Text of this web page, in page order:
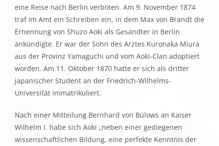
eine Reise nach Berlin verboten. Am 9. November 1874
traf im Amt ein Schreiben ein, in dem Max von Brandt die
Ernennung von Shuzo Aoki als Gesandter in Berlin
ankündigte. Er war der Sohn des Arztes Kuronaka Miura
aus der Provinz Yamaguchi und vom Aoki-Clan adoptiert
worden. Am 11. Oktober 1870 hatte er sich als dritter
japanischer Student an der Friedrich-Wilhelms-
Universität immatrikuliert.
Nach einer Mitteilung Bernhard von Bülows an Kaiser
Wilhelm I. habe sich Aoki „neben einer gediegenen
wissenschaftlichen Bildung, eine perfekte Kenntnis der